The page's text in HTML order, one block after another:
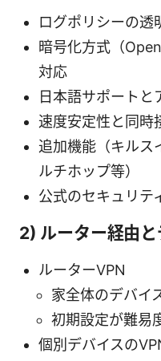
ログポリシーの透
暗号化方式（
対応
日本語サポートと
速度安定性と同時
追加機能（キルス
ルチホップ等）
公式のセキュリテ
2) ルーター経由
ルーターVPN
家全体のデバイ
初期設定が難易
個別デバイスの